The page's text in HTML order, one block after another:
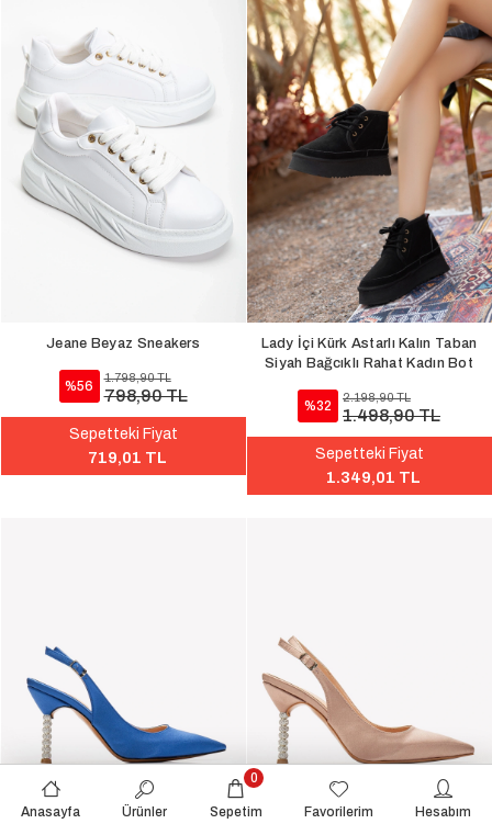
Jeane Beyaz Sneakers
%56
1.798,90 TL
798,90 TL
Sepetteki Fiyat
719,01 TL
Lady İçi Kürk Astarlı Kalın Taban
Siyah Bağcıklı Rahat Kadın Bot
%32
2.198,90 TL
1.498,90 TL
Sepetteki Fiyat
1.349,01 TL
Anasayfa Ürünler Sepetim
0
Favorilerim Hesabım